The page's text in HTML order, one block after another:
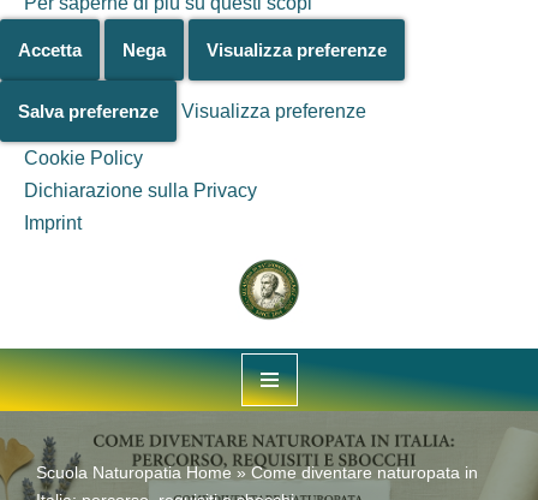
Accetta Nega Visualizza preferenze
Salva preferenze Visualizza preferenze
Cookie Policy
Dichiarazione sulla Privacy
Imprint
Salta al
contenuto
Scuola Naturopatia Home»Come diventare naturopata in